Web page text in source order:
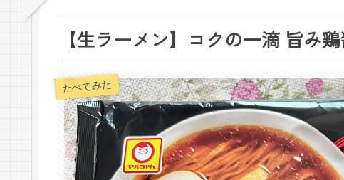
【生ラーメン】コクの一滴 旨み
たべてみた